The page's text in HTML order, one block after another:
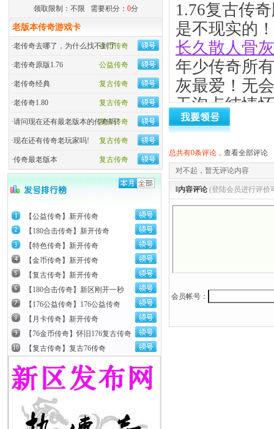
领取限制：不限 需要积分： 0分
老版本传奇游戏卡
金币传奇
·老传奇去哪了，为什么找不到了
公益传奇
·老传奇原版1.76
复古传奇
·老传奇经典
复古传奇
·老传奇1.80
复古传奇
·请问现在还有最老版本的传奇吗?
复古传奇
·现在还有传奇老玩家吗!
复古传奇
·传奇最老版本
【公益传奇】新开传奇
【180合击传奇】新开传奇
【特色传奇】新开传奇
【金币传奇】新开传奇
【复古传奇】新开传奇
【180合击传奇】新区刚开一秒
【176公益传奇】176公益传奇
【月卡传奇】新开传奇
【76金币传奇】怀旧176复古传奇
【复古传奇】复古76传奇
1.76复古传
是不现实的！
长久散人骨
年少传奇所
灰最爱！无
无泡点纯情
上班族，上
传奇就火了起
起国内便进入
电脑数量也不
了运营方式和
总共有0条评论， 查看全部评论
对不起，暂无评论内容
‖内容评论 (登陆会员进行评价
会员帐号：